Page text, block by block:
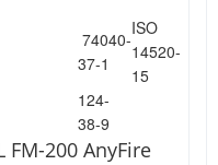
74040-
37-1
ISO
14520-
15
124-
38-9
200 AnyFire